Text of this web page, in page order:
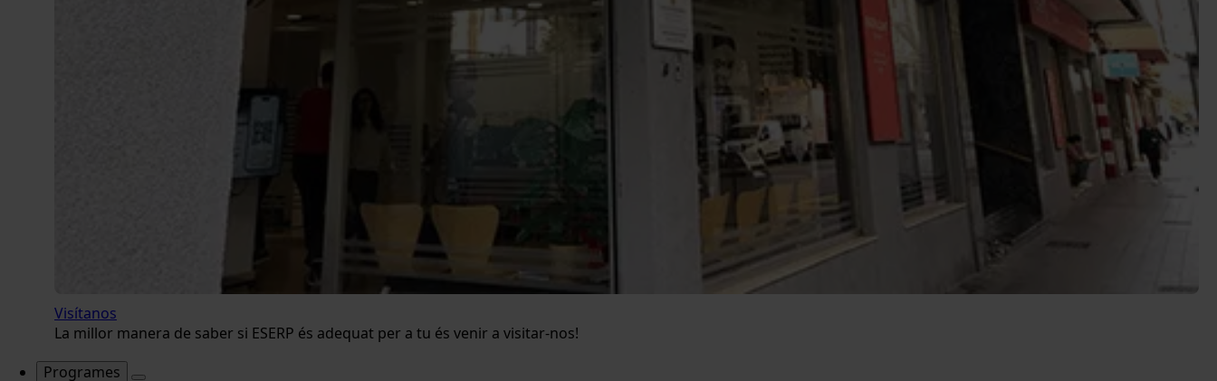
Visítanos
La millor manera de saber si ESERP és adequat per a tu és venir a visitar-nos!
Programes